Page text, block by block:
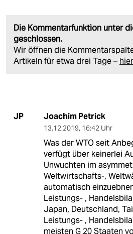
Die Kommentarfunktion unter
geschlossen.
Wir öffnen die
Artikeln für etwa drei Tage –
JP Joachim Petrick
13.12.2019, 16:42 Uhr
Was der WTO seit
verfügt über keinerlei
Unwuchten im
Weltwirtschafts-,
automatisch
Leistungs- ,
Japan, Deutschland,
Leistungs- ,
meisten G 20 Staaten